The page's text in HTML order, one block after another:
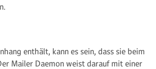
enthält, kann es sein, dass sie beim
Mailer Daemon weist darauf mit einer